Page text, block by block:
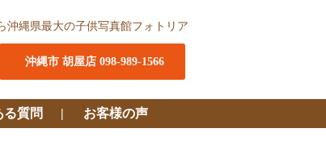
沖縄県最大の子供写真館フォトリア
沖縄市 胡屋店 098-989-1566
質問 お客様の声